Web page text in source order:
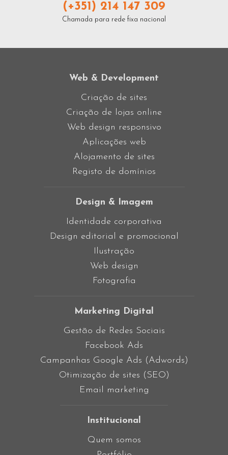
(+351) 214 147 309
Chamada para rede fixa nacional
Web & Development
Criação de sites
Criação de lojas online
Web design responsivo
Aplicações web
Alojamento de sites
Registo de domínios
Design & Imagem
Identidade corporativa
Design editorial e promocional
Ilustração
Web design
Fotografia
Marketing Digital
Gestão de Redes Sociais
Facebook Ads
Campanhas Google Ads (Adwords)
Otimização de sites (SEO)
Email marketing
Institucional
Quem somos